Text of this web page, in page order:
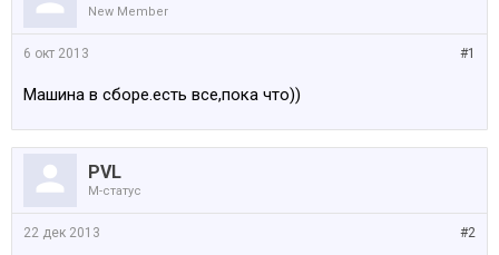
New Member
#1
6 окт 2013
Машина в сборе.есть все,пока что))
PVL
M-статус
#2
22 дек 2013